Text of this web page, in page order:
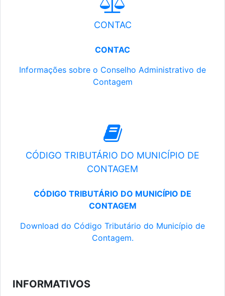
CONTAC
CONTAC
Informações sobre o Conselho Administrativo de
Contagem
CÓDIGO TRIBUTÁRIO DO MUNICÍPIO DE
CONTAGEM
CÓDIGO TRIBUTÁRIO DO MUNICÍPIO DE
CONTAGEM
Download do Código Tributário do Município de
Contagem.
INFORMATIVOS